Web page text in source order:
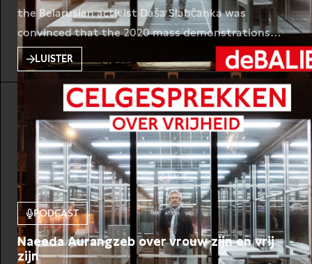
the Belarusian activist Daša Słabčanka was
convinced that the 2020 mass demonstrations
would bring the Lukashenko government down. In
this podcast she tells De Balie editor Merlijn
Geurts how she tries to keep hope in a seemingly
endless and hopeless situation. Je kunt nu een Kijk-
& Luisterbijdrage doen
LUISTER
PODCAST
Naeeda Aurangzeb over vrouw zijn en vrij
zijn